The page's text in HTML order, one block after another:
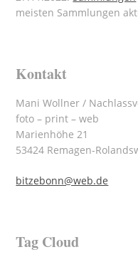
meisten Sammlungen
Kontakt
Mani Wollner /
foto – print – web
Marienhöhe 21
53424 Remagen-
bitzebonn@web.de
Tag Cloud